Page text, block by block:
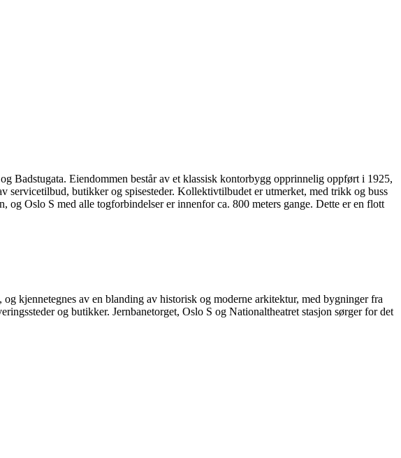
Badstugata. Eiendommen består av et klassisk kontorbygg opprinnelig oppført i 1925,
servicetilbud, butikker og spisesteder. Kollektivtilbudet er utmerket, med trikk og buss
og Oslo S med alle togforbindelser er innenfor ca. 800 meters gange. Dette er en flott
kjennetegnes av en blanding av historisk og moderne arkitektur, med bygninger fra
og butikker. Jernbanetorget, Oslo S og Nationaltheatret stasjon sørger for det